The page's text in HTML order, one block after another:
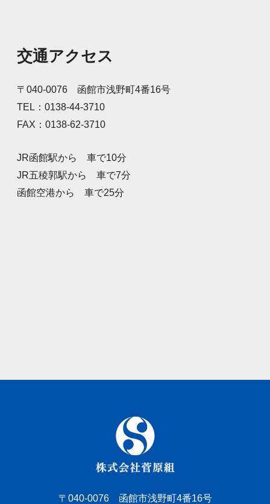
交通アクセス
〒040-0076 函館市浅野町4番16号
TEL：0138-44-3710
FAX：0138-62-3710
JR函館駅から 車で10分
JR五稜郭駅から 車で7分
函館空港から 車で25分
〒040-0076 函館市浅野町4番16号